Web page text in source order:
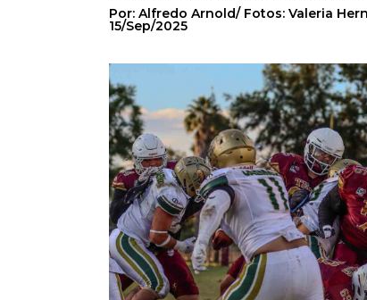
Por: Alfredo Arnold/ Fotos: Valeria
15/Sep/2025